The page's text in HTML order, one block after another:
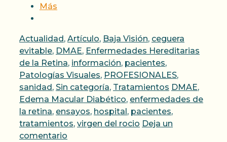
Más
Categorías
Actualidad , Artículo, Baja Visión, ceguera
evitable, DMAE, Enfermedades Hereditarias
de la Retina, información, pacientes,
Patologías Visuales, PROFESIONALES,
sanidad , Sin categoría, Tratamientos Etiquetas
DMAE,
Edema Macular Diabético, enfermedades de
la retina, ensayos, hospital , pacientes,
tratamientos, virgen del rocio Deja un
comentario